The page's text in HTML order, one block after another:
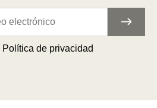
Política de privacidad